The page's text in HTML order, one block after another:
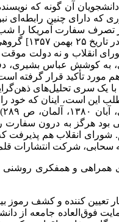
آن گونه که
چنین رابطه‌ای
من و آیت‌الله خامنه‌ای در مکه بودیم
آماده خواب می‌شدیم از
انقلاب و نه دولت موقت
تأکید قرار گرفته
سری تحلیل‌های
این است، اینان که
هرگز به درون سفارت
شورای انقلاب هم
انتشارات قلم، چاپ دوم،
همراهی و همفکری روشنی
تعیین کننده و کشف رموز
فوق‌العاده جامعه از